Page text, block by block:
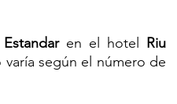
en el hotel Riu
varía según el número de